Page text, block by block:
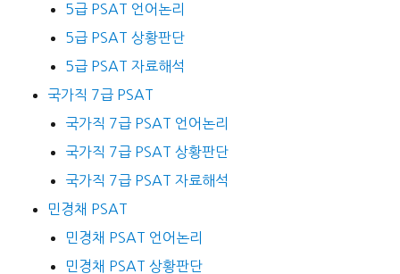
5급 PSAT 언어논리
5급 PSAT 상황판단
5급 PSAT 자료해석
국가직 7급 PSAT
국가직 7급 PSAT 언어논리
국가직 7급 PSAT 상황판단
국가직 7급 PSAT 자료해석
민경채 PSAT
민경채 PSAT 언어논리
민경채 PSAT 상황판단